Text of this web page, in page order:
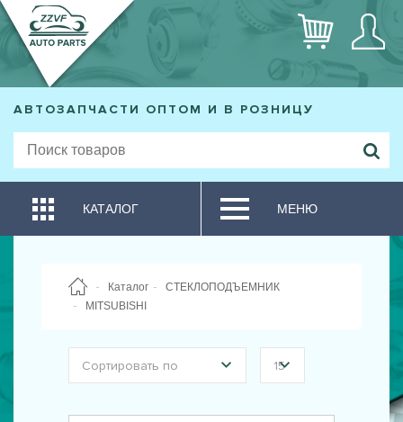
АВТОЗАПЧАСТИ ОПТОМ И В РОЗНИЦУ
КАТАЛОГ МЕНЮ
Каталог
СТЕКЛОПОДЪЕМНИК
MITSUBISHI
Сортировать по 15